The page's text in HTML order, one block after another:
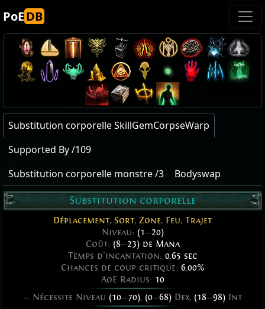
PoEDB
Substitution corporelle SkillGemCorpseWarp
Supported By /109
Substitution corporelle monstre /3
Bodyswap
Substitution corporelle
Déplacement, Sort, Zone, Feu, Trajet
Niveau: (1—20)
Coût: (8—23) de Mana
Temps d'incantation: 0.65 sec
Chances de coup critique: 6.00%
AoE Radius: 10
— Nécessite Niveau (10—70), (0—68) Dex, (18—98) Int